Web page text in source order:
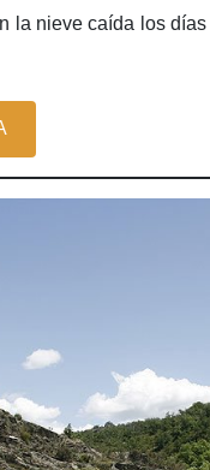
la nieve caída los